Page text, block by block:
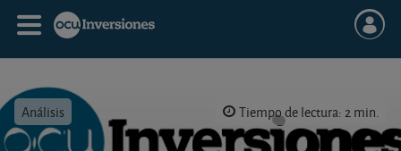
Análisis Tiempo de lectura: 2 min.